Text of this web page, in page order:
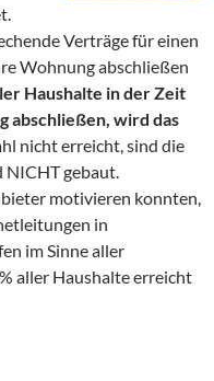
Verträge für einen
Wohnung abschließen
Haushalte in der Zeit
abschließen, wird das
nicht erreicht, sind die
NICHT gebaut.
motivieren konnten,
in
im Sinne aller
aller Haushalte erreicht